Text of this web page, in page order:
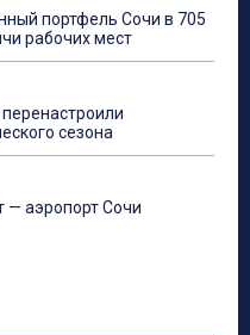
портфель Сочи в 705
рабочих мест
сезона
— аэропорт Сочи